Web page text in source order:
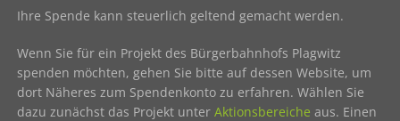
Ihre Spende kann steuerlich geltend gemacht werden.
Wenn Sie für ein Projekt des Bürgerbahnhofs Plagwitz
spenden möchten, gehen Sie bitte auf dessen Website, um
dort Näheres zum Spendenkonto zu erfahren. Wählen Sie
dazu zunächst das Projekt unterAktionsbereiche aus. Einen